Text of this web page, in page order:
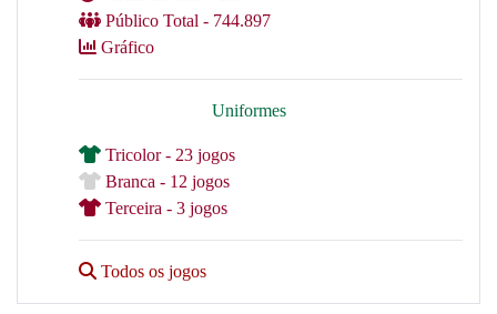
Público Total - 744.897
Gráfico
Uniformes
Tricolor - 23 jogos
Branca - 12 jogos
Terceira - 3 jogos
Todos os jogos